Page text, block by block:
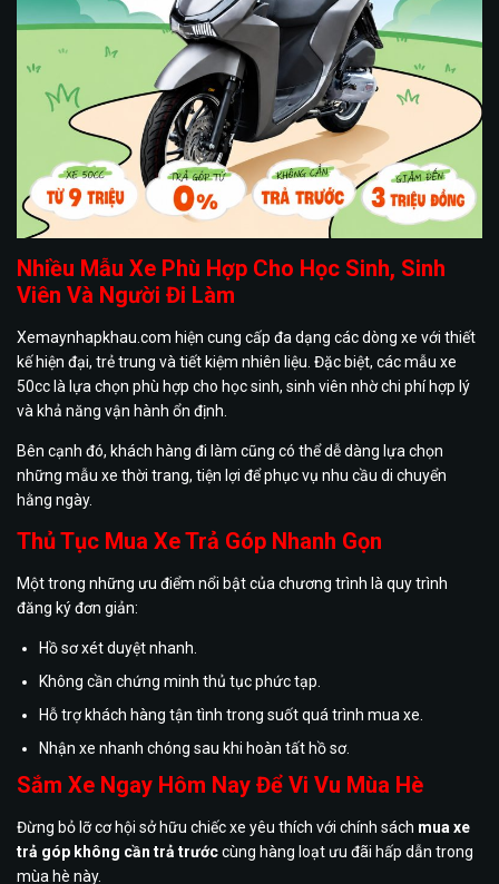
Nhiều Mẫu Xe Phù Hợp Cho Học Sinh, Sinh
Viên Và Người Đi Làm
Xemaynhapkhau.com hiện cung cấp đa dạng các dòng xe với thiết
kế hiện đại, trẻ trung và tiết kiệm nhiên liệu. Đặc biệt, các mẫu xe
50cc là lựa chọn phù hợp cho học sinh, sinh viên nhờ chi phí hợp lý
và khả năng vận hành ổn định.
Bên cạnh đó, khách hàng đi làm cũng có thể dễ dàng lựa chọn
những mẫu xe thời trang, tiện lợi để phục vụ nhu cầu di chuyển
hằng ngày.
Thủ Tục Mua Xe Trả Góp Nhanh Gọn
Một trong những ưu điểm nổi bật của chương trình là quy trình
đăng ký đơn giản:
Hồ sơ xét duyệt nhanh.
Không cần chứng minh thủ tục phức tạp.
Hỗ trợ khách hàng tận tình trong suốt quá trình mua xe.
Nhận xe nhanh chóng sau khi hoàn tất hồ sơ.
Sắm Xe Ngay Hôm Nay Để Vi Vu Mùa Hè
Đừng bỏ lỡ cơ hội sở hữu chiếc xe yêu thích với chính sách mua xe
trả góp không cần trả trướccùng hàng loạt ưu đãi hấp dẫn trong
mùa hè này.